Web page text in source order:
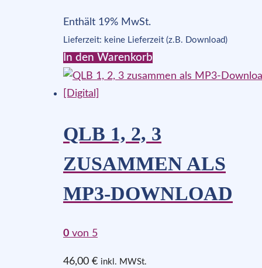
Enthält 19% MwSt.
Lieferzeit: keine Lieferzeit (z.B. Download)
In den Warenkorb
QLB 1, 2, 3
ZUSAMMEN ALS
MP3-DOWNLOAD
0 von 5
46,00 € inkl. MWSt.